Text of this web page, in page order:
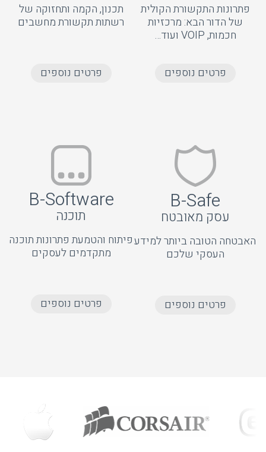
תכנון, הקמה ותחזוקה של
רשתות תקשורת מחשבים
פרטים נוספים
פתרונות התקשורת הקולית
של הדור הבא: מרכזיות
חכמות, VOIP ועוד…
פרטים נוספים
B-Software
תוכנה
פיתוח והטמעת פתרונות תוכנה
מתקדמים לעסקים
פרטים נוספים
B-Safe
עסק מאובטח
האבטחה הטובה ביותר למידע
העסקי שלכם
פרטים נוספים